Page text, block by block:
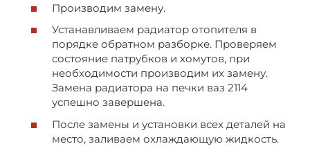
Производим замену.
Устанавливаем радиатор отопителя в
порядке обратном разборке. Проверяем
состояние патрубков и хомутов, при
необходимости производим их замену.
Замена радиатора на печки ваз 2114
успешно завершена.
После замены и установки всех деталей на
место, заливаем охлаждающую жидкость.